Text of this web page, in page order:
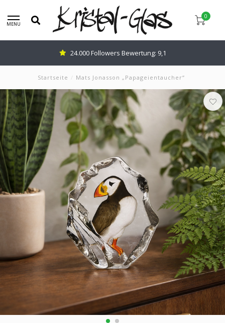
MENU
0
Beratung:0345-637599
Startseite / Mats Jonasson „Papageientaucher“